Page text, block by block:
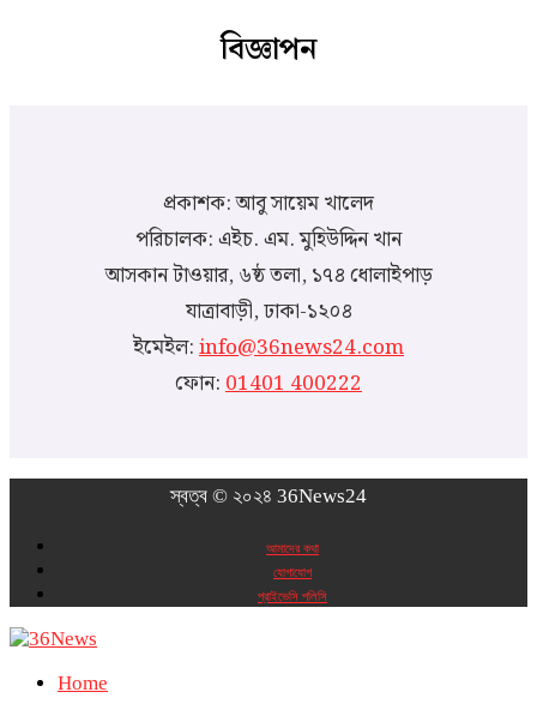
বিজ্ঞাপন
প্রকাশক: আবু সায়েম খালেদ
পরিচালক: এইচ. এম. মুহিউদ্দিন খান
আসকান টাওয়ার, ৬ষ্ঠ তলা, ১৭৪ ধোলাইপাড়
যাত্রাবাড়ী, ঢাকা-১২০৪
ইমেইল:info@36news24.com
ফোন:01401 400222
স্বত্ব © ২০২৪ 36News24
আমাদের কথা
যোগাযোগ
প্রাইভেসি পলিসি
Home